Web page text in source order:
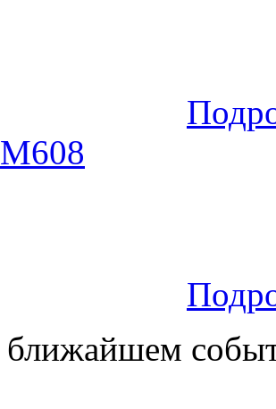
ближайшем